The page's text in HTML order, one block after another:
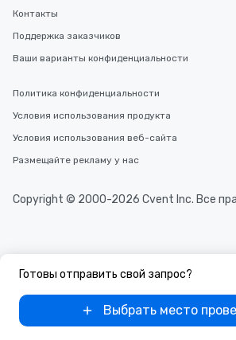
Готовы отправить свой запрос?
Выбрать место
Контакты
Поддержка заказчиков
Ваши варианты конфиденциальности
Политика конфиденциальности
Условия использования продукта
Условия использования веб-сайта
Размещайте рекламу у нас
Copyright © 2000-2026 Cvent Inc. Все